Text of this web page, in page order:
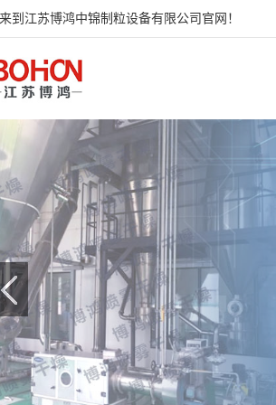
到江苏博鸿中锦制粒设备有限公司官网！